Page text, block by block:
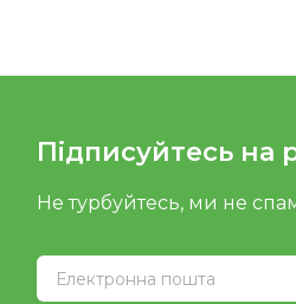
Підписуйтесь на
Не турбуйтесь, ми не